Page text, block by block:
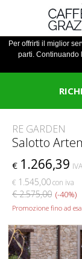
Per offrirti il miglior
parti. Continuando
RE GARDEN
Salotto
€ 1.266,39
€ 1.545,00con iva
€ 2.575,00 (-40%)
Promozione fino ad